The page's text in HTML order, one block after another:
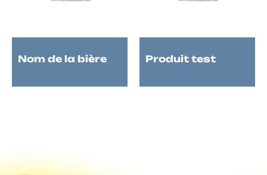
Nom de la bière Produit test